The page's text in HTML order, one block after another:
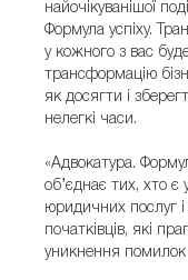
найочікуванішої
Формула успіху.
у кожного з вас
трансформацію
як досягти і
нелегкі часи.
«Адвокатура.
об’єднає тих, хто
юридичних послуг і
початківців, які
уникнення помилок